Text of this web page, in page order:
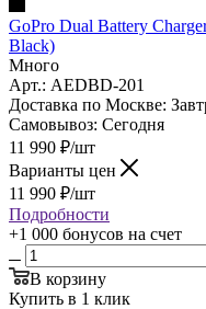
GoPro Dual Battery
Black)
Много
Арт.: AEDBD-201
Доставка по Москве:
Самовывоз: Сегодня
11 990 ₽/шт
Варианты цен
11 990 ₽/шт
Подробности
+1 000 бонусов на счет
В корзину
Купить в 1 клик